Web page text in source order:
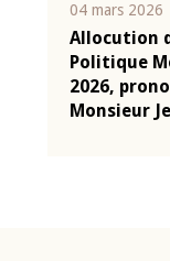
04 mars 2026
Allocution
Politique
2026,
Monsieur